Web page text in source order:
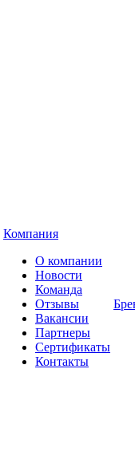
Компания
О компании
Новости
Команда
Отзывы
Вакансии
Партнеры
Сертификаты
Контакты